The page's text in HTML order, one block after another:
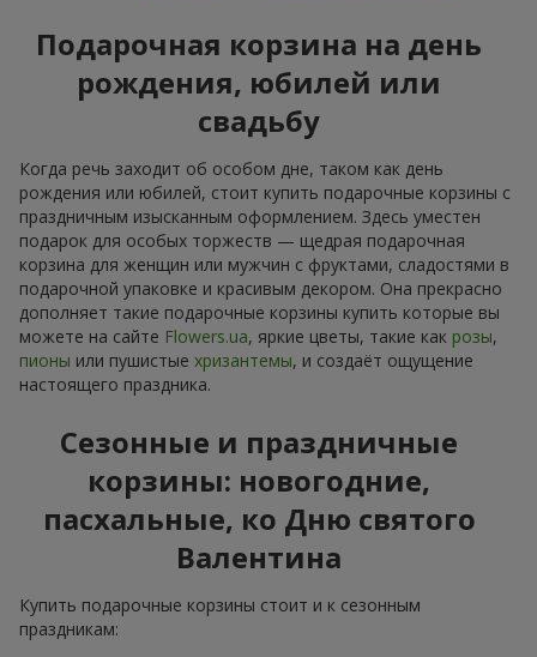
Подарочная корзина на день
рождения, юбилей или
свадьбу
Когда речь заходит об особом дне, таком как день
рождения или юбилей, стоит купить подарочные корзины с
праздничным изысканным оформлением. Здесь уместен
подарок для особых торжеств — щедрая подарочная
корзина для женщин или мужчин с фруктами, сладостями в
подарочной упаковке и красивым декором. Она прекрасно
дополняет такие подарочные корзины купить которые вы
можете на сайте Flowers.ua, яркие цветы, такие как розы,
пионы или пушистые хризантемы, и создаёт ощущение
настоящего праздника.
Сезонные и праздничные
корзины: новогодние,
пасхальные, ко Дню святого
Валентина
Купить подарочные корзины стоит и к сезонным
праздникам: